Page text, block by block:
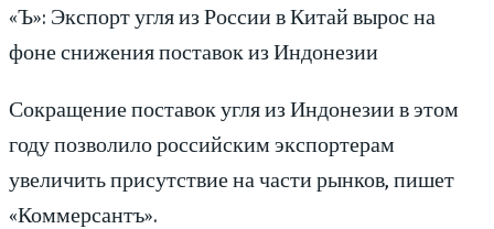
«Ъ»: Экспорт угля из России в Китай вырос на
фоне снижения поставок из Индонезии
Сокращение поставок угля из Индонезии в этом
году позволило российским экспортерам
увеличить присутствие на части рынков, пишет
«Коммерсантъ».